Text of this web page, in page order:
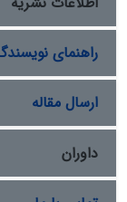
شناسایی
شاخص شناسایی
مناسب‌تری از تولید
خطای نسبی معادل
راهنمای
ارسال مقاله
داوران